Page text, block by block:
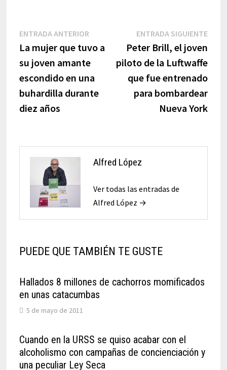
Navegación
de
entradas
ENTRADA ANTERIOREntrada
anterior:
La mujer que tuvo a
su joven amante
escondido en una
buhardilla durante
diez años
ENTRADA SIGUIENTE
Peter Brill, el joven
piloto de la Luftwaffe
que fue entrenado
para bombardear
Nueva York
Alfred López
Ver todas las entradas de
Alfred López →
PUEDE QUE TAMBIÉN TE GUSTE
Hallados 8 millones de cachorros momificados
en unas catacumbas
5 de mayo de 2011
Cuando en la URSS se quiso acabar con el
alcoholismo con campañas de concienciación y
una peculiar Ley Seca